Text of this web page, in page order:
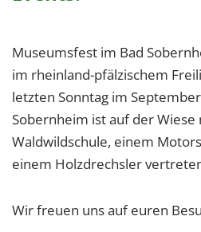
Museumsfest im Bad
im rheinland-pfälzischem
letzten Sonntag im
Sobernheim ist auf der
Waldwildschule, einem
einem Holzdrechsler
Wir freuen uns auf euren
EXTERNE MEDIEN
Um Inhalte von
Plattformen anzeigen zu
diesen externen Medien
YouTube
Vimeo